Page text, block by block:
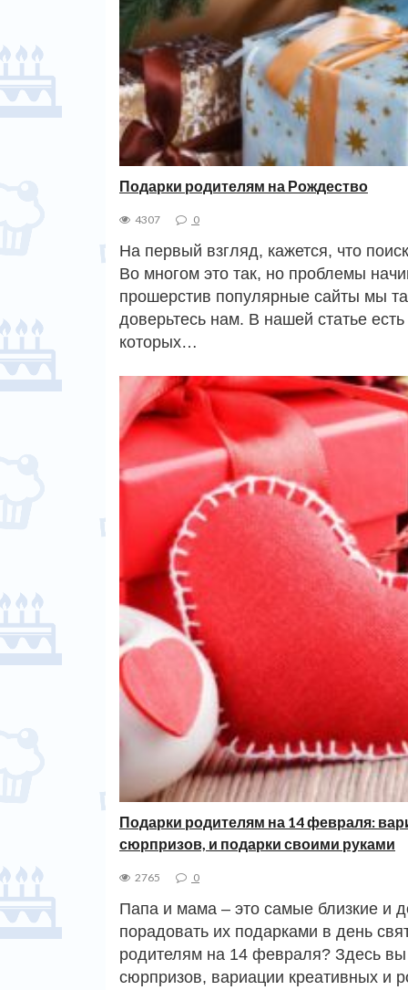
Подарки родителям на Рождество
4307 0
На первый взгляд, кажется, что
Во многом это так, но проблемы
прошерстив популярные сайты мы
доверьтесь нам. В нашей статье
которых…
Подарки родителям на 14 февраля:
сюрпризов, и подарки своими руками
2765 0
Папа и мама – это самые близкие и
порадовать их подарками в день
родителям на 14 февраля? Здесь
сюрпризов, вариации креативных и